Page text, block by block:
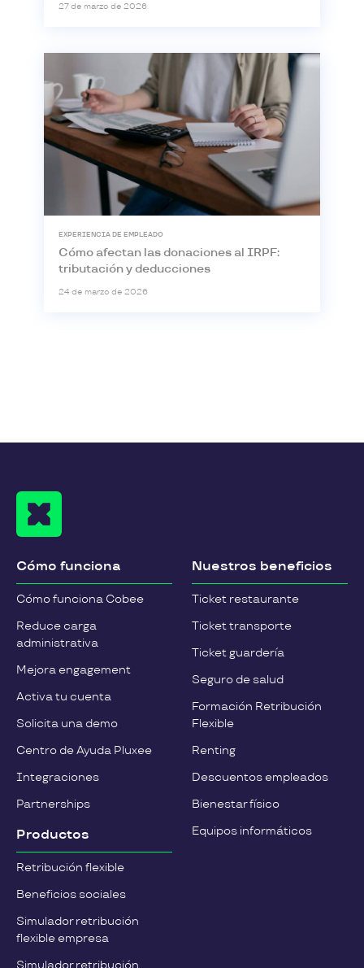
27 de marzo de 2026
EXPERIENCIA DE EMPLEADO
Cómo afectan las donaciones al IRPF:
tributación y deducciones
24 de marzo de 2026
Cómo funciona
Cómo funciona Cobee
Reduce carga
administrativa
Mejora engagement
Activa tu cuenta
Solicita una demo
Centro de Ayuda Pluxee
Integraciones
Partnerships
Productos
Retribución flexible
Beneficios sociales
Simulador retribución
flexible empresa
Simulador retribución
Nuestros beneficios
Ticket restaurante
Ticket transporte
Ticket guardería
Seguro de salud
Formación Retribución
Flexible
Renting
Descuentos empleados
Bienestar físico
Equipos informáticos